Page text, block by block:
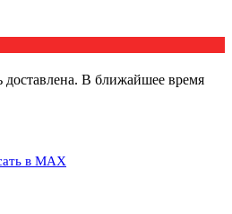
доставлена. В ближайшее время
в МАХ